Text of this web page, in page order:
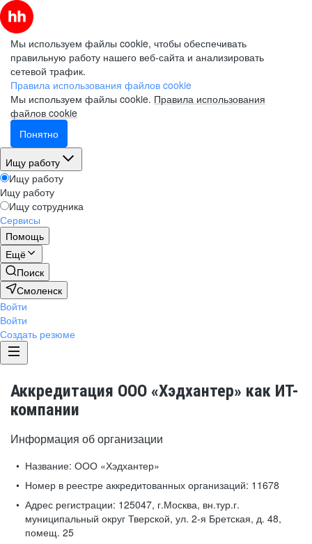
Мы используем файлы cookie, чтобы обеспечивать
правильную работу нашего веб-сайта и анализировать
сетевой трафик.
Правила использования файлов cookie
Мы используем файлы cookie. Правила использования
файлов cookie
Понятно
Ищу работу
Ищу работу
Ищу работу
Ищу сотрудника
Сервисы
Помощь
Ещё
Поиск
Смоленск
Войти
Войти
Создать резюме
Аккредитация ООО «Хэдхантер» как ИТ-
компании
Информация об организации
Название: ООО «Хэдхантер»
Номер в реестре аккредитованных организаций: 11678
Адрес регистрации: 125047, г.Москва, вн.тур.г.
муниципальный округ Тверской, ул. 2-я Бретская, д. 48,
помещ. 25